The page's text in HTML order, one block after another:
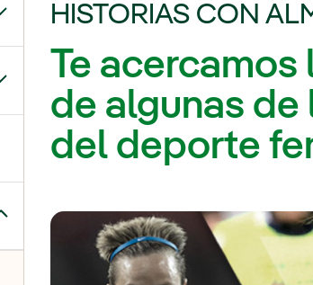
el submenú para Cambio climático
el submenú para Biodiversidad
HISTORIAS CON
Te
de algunas
del deporte